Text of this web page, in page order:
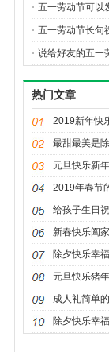
身上衣
五一劳动节可以
里,吉祥快乐身边
五一劳动节长句
码,春暖花开五一
说给好友的五一
热门文章
2019新年快
最甜最美是
元旦快乐新
2019年春节
给孩子生日
新春快乐阖
除夕快乐幸
元旦快乐猪
成人礼简单
除夕快乐幸